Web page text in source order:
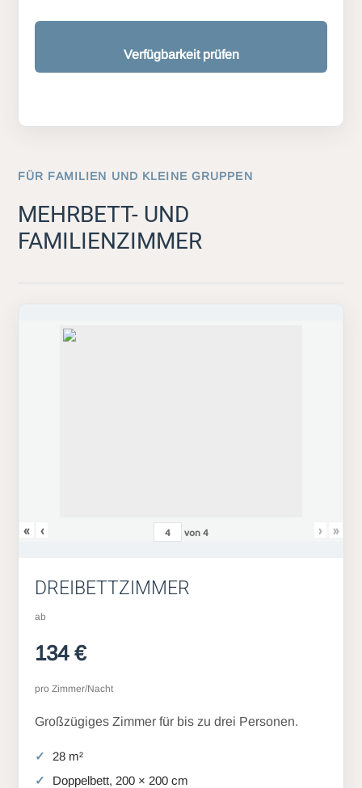
Verfügbarkeit prüfen
FÜR FAMILIEN UND KLEINE GRUPPEN
MEHRBETT- UND
FAMILIENZIMMER
« ‹ von4 › »
DREIBETTZIMMER
ab
134 €
pro Zimmer/Nacht
Großzügiges Zimmer für bis zu drei Personen.
28 m²
Doppelbett, 200 × 200 cm